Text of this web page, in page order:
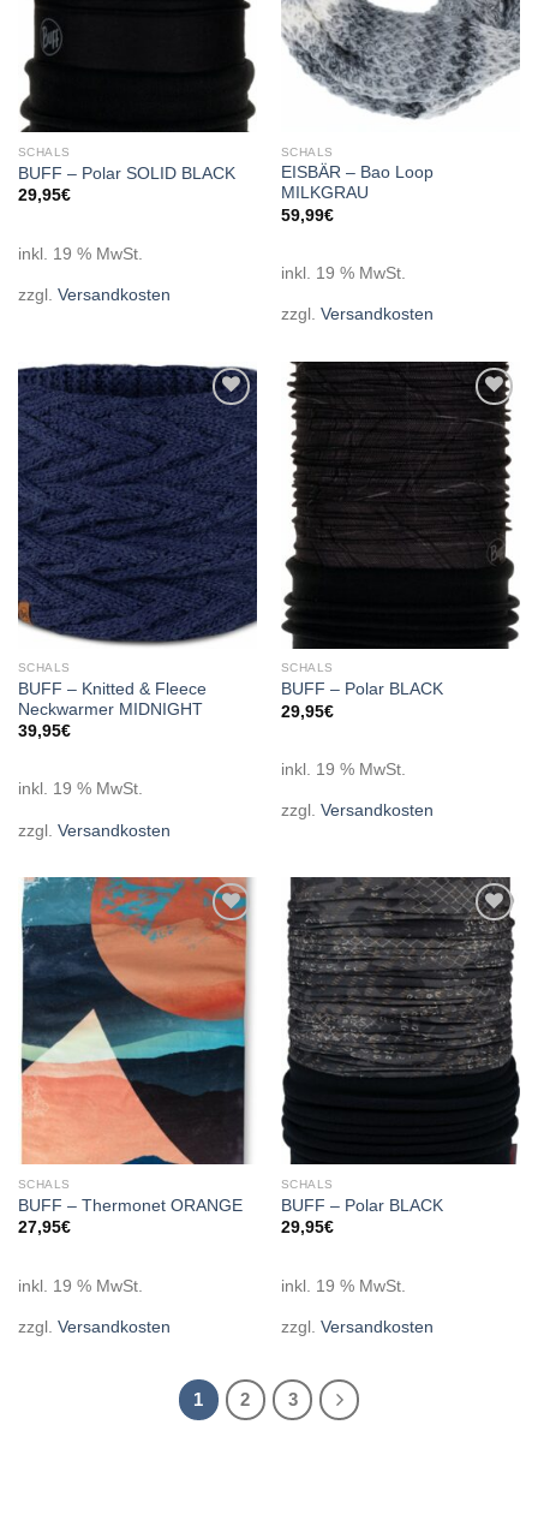
SCHALS
BUFF – Polar SOLID BLACK
29,95€
inkl. 19 % MwSt.
zzgl. Versandkosten
SCHALS
EISBÄR – Bao Loop
MILKGRAU
59,99€
inkl. 19 % MwSt.
zzgl. Versandkosten
Add to
wishlist
SCHALS
BUFF – Knitted & Fleece
Neckwarmer MIDNIGHT
39,95€
inkl. 19 % MwSt.
zzgl. Versandkosten
Add to
wishlist
SCHALS
BUFF – Polar BLACK
29,95€
inkl. 19 % MwSt.
zzgl. Versandkosten
Add to
SCHALS
BUFF – Thermonet ORANGE
27,95€
inkl. 19 % MwSt.
zzgl. Versandkosten
Add to
wishlist
SCHALS
BUFF – Polar BLACK
29,95€
inkl. 19 % MwSt.
zzgl. Versandkosten
1 2 3